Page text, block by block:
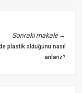
Sonraki makale→
plastik olduğunu nasıl
anlarız?